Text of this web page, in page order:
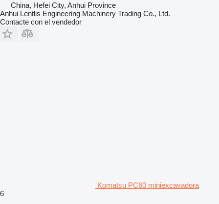
China, Hefei City, Anhui Province
Anhui Lentlis Engineering Machinery Trading Co., Ltd.
Contacte con el vendedor
Komatsu PC60 miniexcavadora
6